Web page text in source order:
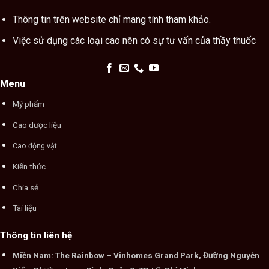
Thông tin trên website chỉ mang tính tham khảo.
Việc sử dụng các loại cao nên có sự tư vấn của thầy thuốc
Menu
Mỹ phẩm
Cao dược liệu
Cao động vật
Kiến thức
Chia sẻ
Tài liệu
Thông tin liên hệ
Miền Nam: The Rainbow – Vinhomes Grand Park, Đường Nguyễn